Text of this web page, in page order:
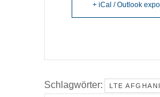
+ iCal / Outlook
Schlagwörter: LTE